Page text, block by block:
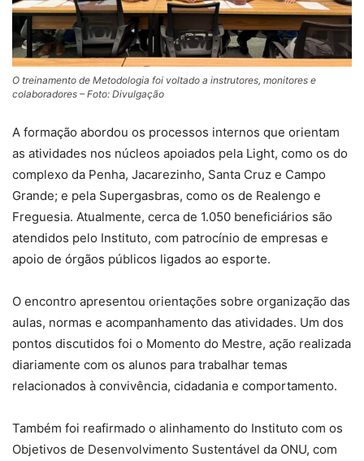
O treinamento de Metodologia foi voltado a instrutores, monitores e
colaboradores – Foto: Divulgação
A formação abordou os processos internos que orientam
as atividades nos núcleos apoiados pela Light, como os do
complexo da Penha, Jacarezinho, Santa Cruz e Campo
Grande; e pela Supergasbras, como os de Realengo e
Freguesia. Atualmente, cerca de 1.050 beneficiários são
atendidos pelo Instituto, com patrocínio de empresas e
apoio de órgãos públicos ligados ao esporte.
O encontro apresentou orientações sobre organização das
aulas, normas e acompanhamento das atividades. Um dos
pontos discutidos foi o Momento do Mestre, ação realizada
diariamente com os alunos para trabalhar temas
relacionados à convivência, cidadania e comportamento.
Também foi reafirmado o alinhamento do Instituto com os
Objetivos de Desenvolvimento Sustentável da ONU, com